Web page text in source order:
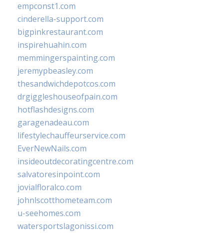
empconst1.com
cinderella-support.com
bigpinkrestaurant.com
inspirehuahin.com
memmingerspainting.com
jeremypbeasley.com
thesandwichdepotcos.com
drgiggleshouseofpain.com
hotflashdesigns.com
garagenadeau.com
lifestylechauffeurservice.com
EverNewNails.com
insideoutdecoratingcentre.com
salvatoresinpoint.com
jovialfloralco.com
johnlscotthometeam.com
u-seehomes.com
watersportslagonissi.com